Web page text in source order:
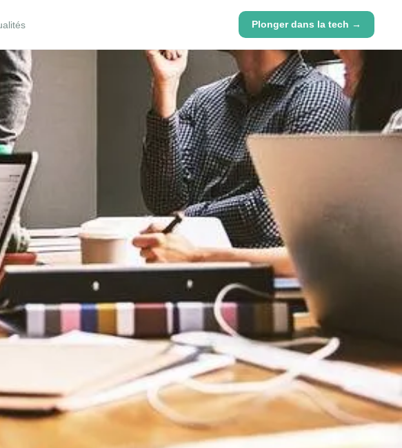
Plonger dans la tech →